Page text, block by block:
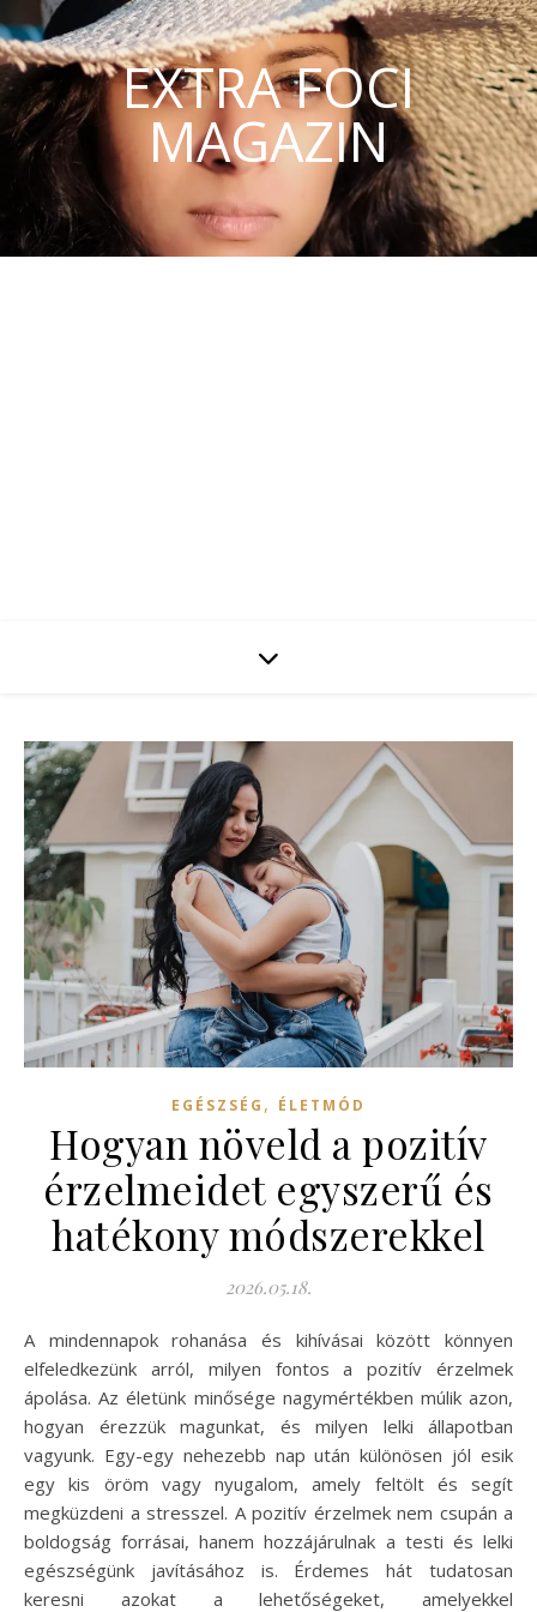
EXTRA FOCI
MAGAZIN
EGÉSZSÉG , ÉLETMÓD
Hogyan növeld a pozitív
érzelmeidet egyszerű és
hatékony módszerekkel
2026.05.18.
A mindennapok rohanása és kihívásai között könnyen
elfeledkezünk arról, milyen fontos a pozitív érzelmek
ápolása. Az életünk minősége nagymértékben múlik azon,
hogyan érezzük magunkat, és milyen lelki állapotban
vagyunk. Egy-egy nehezebb nap után különösen jól esik
egy kis öröm vagy nyugalom, amely feltölt és segít
megküzdeni a stresszel. A pozitív érzelmek nem csupán a
boldogság forrásai, hanem hozzájárulnak a testi és lelki
egészségünk javításához is. Érdemes hát tudatosan
keresni azokat a lehetőségeket, amelyekkel